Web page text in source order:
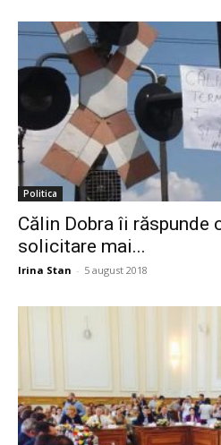
Politica
Călin Dobra îi răspunde
solicitare mai...
Irina Stan - 5 august 2018